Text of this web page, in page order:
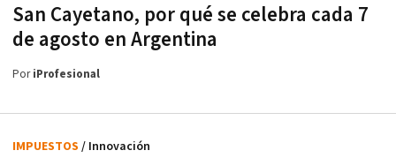
San Cayetano, por qué se celebra cada 7
de agosto en Argentina
PoriProfesional
IMPUESTOS / Innovación